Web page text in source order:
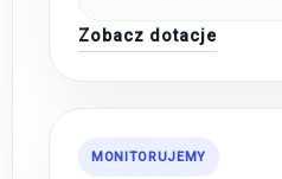
Zobacz dotacje
MONITORUJEMY